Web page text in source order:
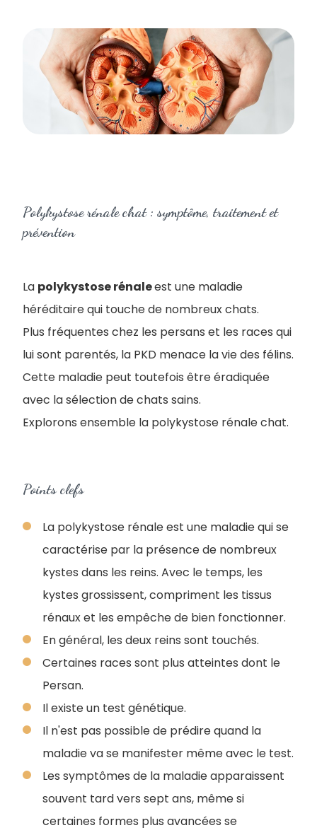
Polykystose rénale chat : symptôme, traitement et
prévention
La polykystose rénaleest une maladie
héréditaire qui touche de nombreux chats.
Plus fréquentes chez les persans et les races qui
lui sont parentés, la PKD menace la vie des félins.
Cette maladie peut toutefois être éradiquée
avec la sélection de chats sains.
Explorons ensemble la polykystose rénale chat.
Points clefs
La polykystose rénale est une maladie qui se
caractérise par la présence de nombreux
kystes dans les reins. Avec le temps, les
kystes grossissent, compriment les tissus
rénaux et les empêche de bien fonctionner.
En général, les deux reins sont touchés.
Certaines races sont plus atteintes dont le
Persan.
Il existe un test génétique.
Il n'est pas possible de prédire quand la
maladie va se manifester même avec le test.
Les symptômes de la maladie apparaissent
souvent tard vers sept ans, même si
certaines formes plus avancées se